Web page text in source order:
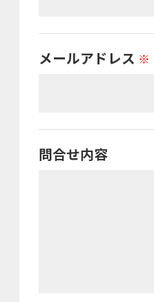
メールアドレス ※
問合せ内容